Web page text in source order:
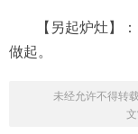
【另起炉灶】
做起。
未经允许不得转